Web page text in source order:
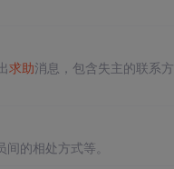
求助消息，包含失主的联系方
的相处方式等。